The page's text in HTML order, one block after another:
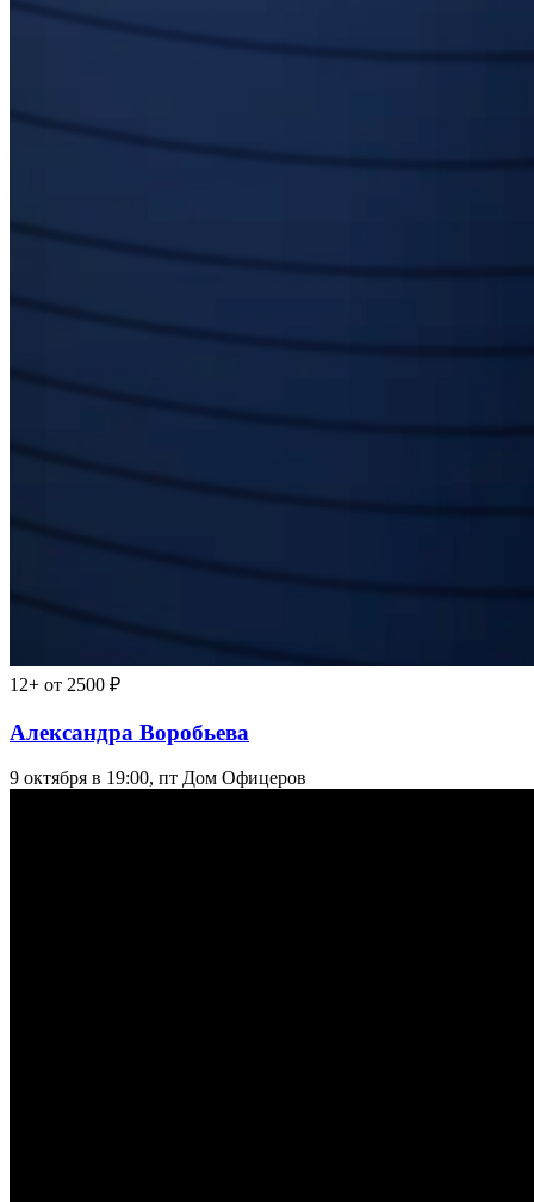
12+ от 2500 ₽
Александра Воробьева
9 октября в 19:00, пт Дом Офицеров